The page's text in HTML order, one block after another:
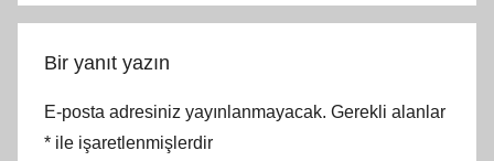
Bir yanıt yazın
E-posta adresiniz yayınlanmayacak. Gerekli alanlar
* ile işaretlenmişlerdir